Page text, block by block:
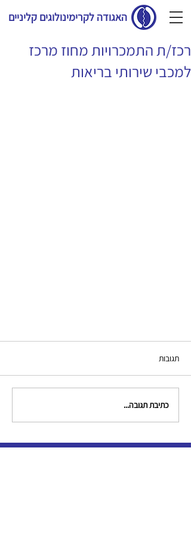
האגודה לקרימינולוגים קליניים
רכז/ת התמכרויות מחוז מרכז
למכבי שירותי בריאות
תגובות
כתיבת תגובה...